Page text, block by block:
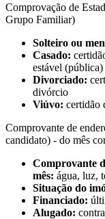
Comprovação de
Grupo Familiar)
Solteiro ou
Casado:
estável (pública)
Divorciado:
divórcio
Viúvo: certidão
Comprovante de
candidato) - do mês
Comprovante
mês: água, luz,
Situação do
Financiado:
Alugado: